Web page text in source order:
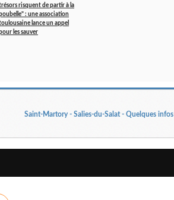
risquent de partir à la
: une association
lance un appel
les sauver
Saint-Martory - Salies-du-Salat - Quelques infos